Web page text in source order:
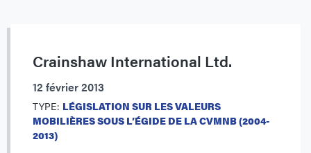
Crainshaw International Ltd.
12 février 2013
TYPE: LÉGISLATION SUR LES VALEURS
MOBILIÈRES SOUS L’ÉGIDE DE LA CVMNB (2004-
2013)